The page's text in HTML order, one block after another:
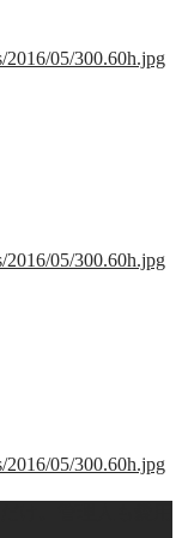
2016/05/300.60h.jpg
2016/05/300.60h.jpg
2016/05/300.60h.jpg